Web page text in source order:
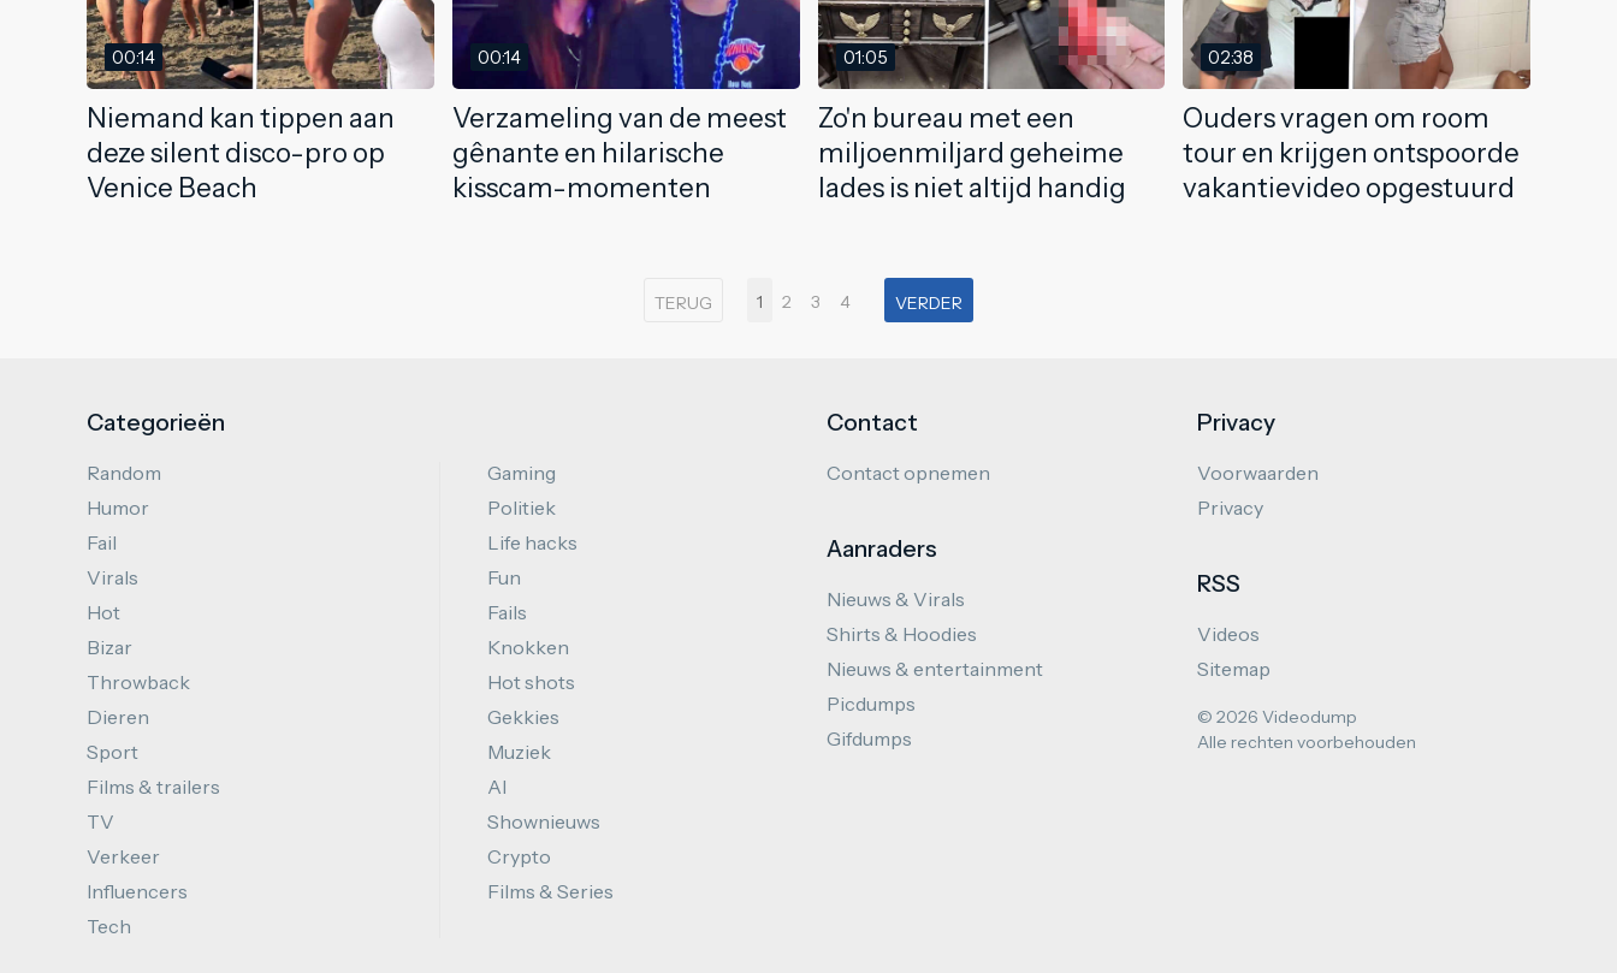
00:14
Niemand kan tippen aan
deze silent disco-pro op
Venice Beach
00:14
Verzameling van de meest
gênante en hilarische
kisscam-momenten
01:05
Zo'n bureau met een
miljoenmiljard geheime
lades is niet altijd handig
02:38
Ouders vragen om room
tour en krijgen ontspoorde
vakantievideo opgestuurd
TERUG 1 2 3 4 VERDER
Categorieën
Random
Humor
Fail
Virals
Hot
Bizar
Throwback
Dieren
Sport
Films & trailers
TV
Verkeer
Influencers
Tech
Gaming
Politiek
Life hacks
Fun
Fails
Knokken
Hot shots
Gekkies
Muziek
AI
Shownieuws
Crypto
Films & Series
Contact
Contact opnemen
Aanraders
Nieuws & Virals
Shirts & Hoodies
Nieuws & entertainment
Picdumps
Gifdumps
Privacy
Voorwaarden
Privacy
RSS
Videos
Sitemap
© 2026 Videodump
Alle rechten voorbehouden